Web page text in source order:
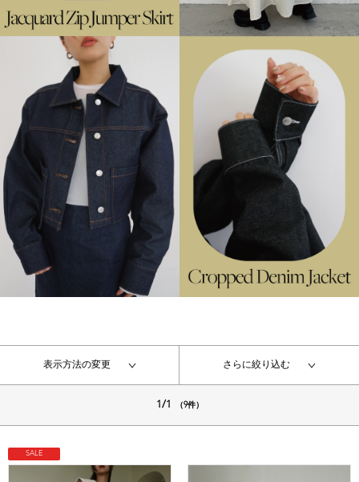
表示方法の変更 さらに絞り込む
1/1 （9件）
SALE